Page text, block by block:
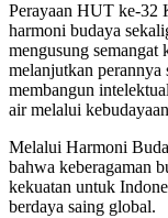
Perayaan HUT ke-32
harmoni budaya
mengusung
melanjutkan perannya
membangun
air melalui
Melalui Harmoni
bahwa keberagaman
kekuatan untuk
berdaya saing global.